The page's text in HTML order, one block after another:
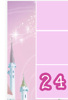
En este juego
cuadrado
(filas, columnas